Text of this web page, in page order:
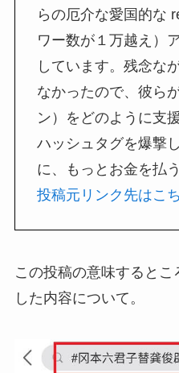
らの厄介な愛国的な
ワー数が１万越え）
しています。残念な
なかったので、彼ら
ン）をどのように支
ハッシュタグを爆撃
に、もっとお金を払
投稿元リンク先はこ
この投稿の意味すると
した内容について。